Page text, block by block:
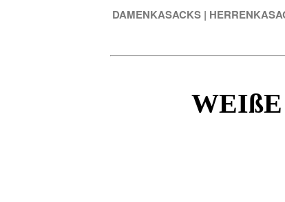
DAMENKASACKS |